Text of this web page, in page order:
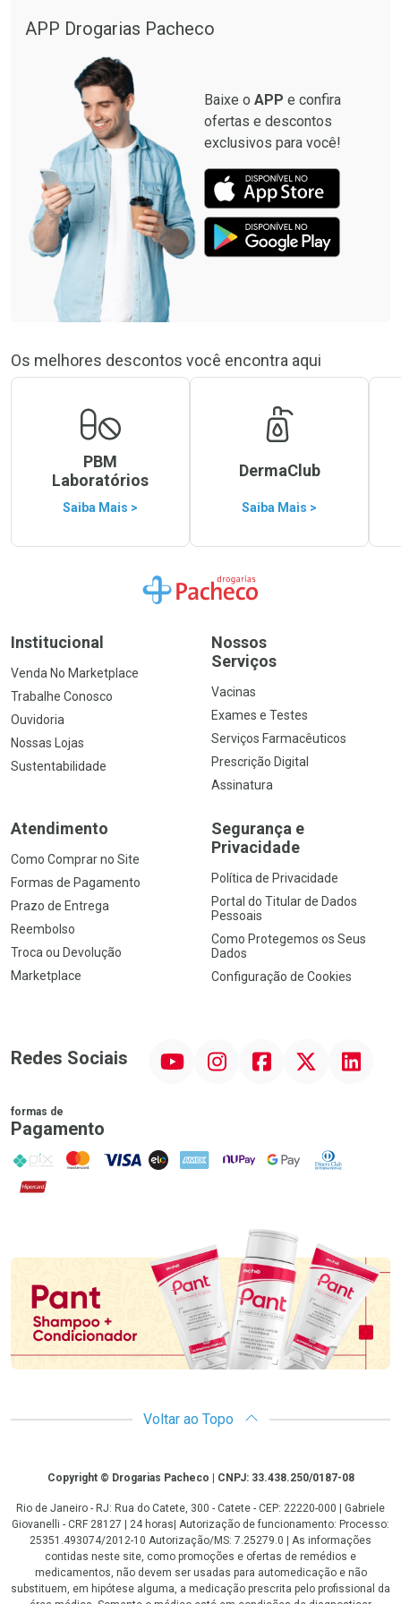
APP Drogarias Pacheco
Baixe o APP e confira
ofertas e descontos
exclusivos para você!
Os melhores descontos você encontra aqui
PBM
Laboratórios
Saiba Mais >
DermaClub
Saiba Mais >
Ir para a Home
Institucional
Venda No Marketplace
Trabalhe Conosco
Ouvidoria
Nossas Lojas
Sustentabilidade
Nossos
Serviços
Vacinas
Exames e Testes
Serviços Farmacêuticos
Prescrição Digital
Assinatura
Atendimento
Como Comprar no Site
Formas de Pagamento
Prazo de Entrega
Reembolso
Troca ou Devolução
Marketplace
Segurança e
Privacidade
Política de Privacidade
Portal do Titular de Dados
Pessoais
Como Protegemos os Seus
Dados
Configuração de Cookies
Redes Sociais InstagramFacebookTwitter Linkedin
formas de
Pagamento
PIX MasterCard
VISA ELO AMEX NuPay Google PayDiners Club
Hipercard
Promoção em Destaque
Voltar ao Topo
CopyrightCopyright © Drogarias Pacheco | CNPJ: 33.438.250/0187-08
Rio de Janeiro - RJ: Rua do Catete, 300 - Catete - CEP: 22220-000 | Gabriele
Giovanelli - CRF 28127 | 24 horas| Autorização de funcionamento: Processo:
25351.493074/2012-10 Autorização/MS: 7.25279.0 | As informações
contidas neste site, como promoções e ofertas de remédios e
medicamentos, não devem ser usadas para automedicação e não
substituem, em hipótese alguma, a medicação prescrita pelo profissional da